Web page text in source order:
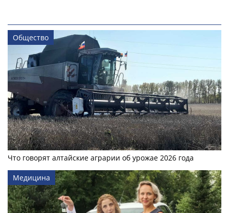
Общество
Что говорят алтайские аграрии об урожае 2026 года
Медицина